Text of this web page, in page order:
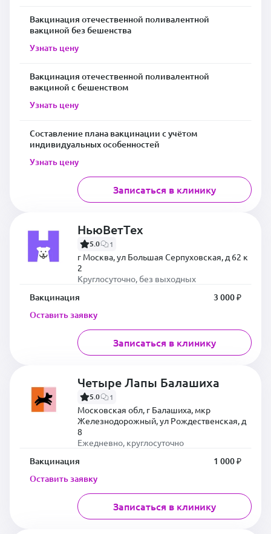
Вакцинация отечественной поливалентной
вакциной без бешенства
Узнать цену
Вакцинация отечественной поливалентной
вакциной с бешенством
Узнать цену
Составление плана вакцинации с учётом
индивидуальных особенностей
Узнать цену
Записаться в клинику
НьюВетТех
5.0 1
г Москва, ул Большая Серпуховская, д 62 к
2
Круглосуточно, без выходных
Вакцинация
3 000 ₽
Оставить заявку
Записаться в клинику
Четыре Лапы Балашиха
5.0 1
Московская обл, г Балашиха, мкр
Железнодорожный, ул Рождественская, д
8
Ежедневно, круглосуточно
Вакцинация
1 000 ₽
Оставить заявку
Записаться в клинику